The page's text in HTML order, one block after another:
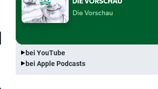
bei YouTube
bei Apple Podcasts